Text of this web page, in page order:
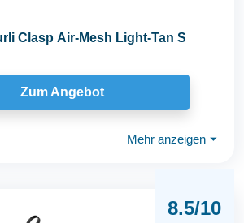
Clasp Air-Mesh Light-Tan S
Zum Angebot
Mehr anzeigen ⏷
8.5/10